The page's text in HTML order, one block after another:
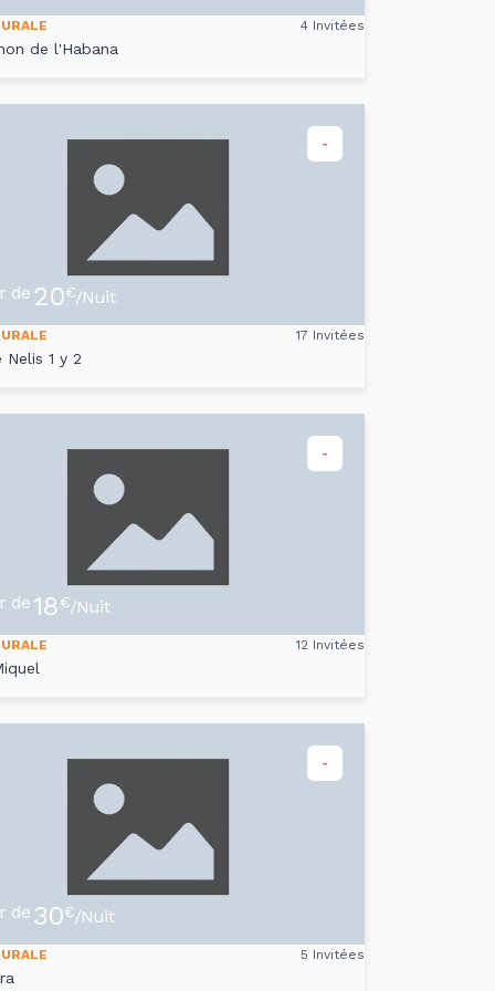
4 Invitées
de l'Habana
-
de 20€/Nuit
17 Invitées
Nelis 1 y 2
-
de 18€/Nuit
12 Invitées
-
de 30€/Nuit
5 Invitées